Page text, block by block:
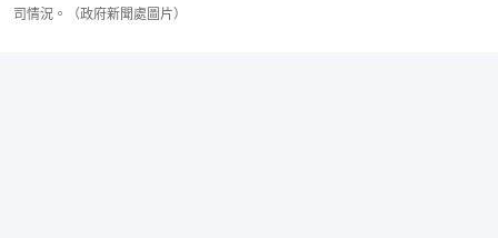
司情況。（政府新聞處圖片）